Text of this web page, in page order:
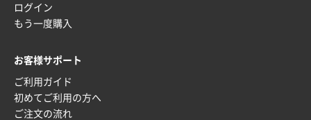
③1枚
希望の商品の取り扱いがあったので
大阪府のお客様
厚手コットンマチ付トートL ナチュラル(A4対応)
ログイン
もう一度購入
お客様サポート
ご利用ガイド
初めてご利用の方へ
ご注文の流れ